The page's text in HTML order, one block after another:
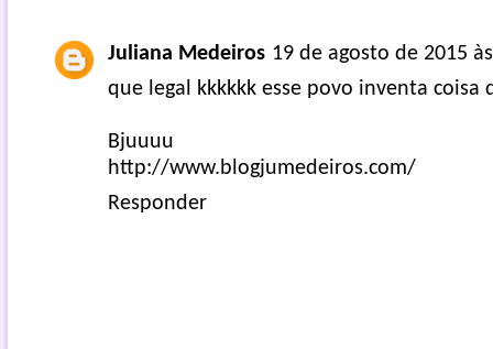
Juliana Medeiros 19 de agosto de 2015
que legal kkkkkk esse povo inventa coisa
Bjuuuu
http://www.blogjumedeiros.com/
Responder